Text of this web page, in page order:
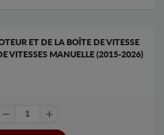
ET DE LA BOÎTE DE VITESSE
VITESSES MANUELLE (2015-2026)